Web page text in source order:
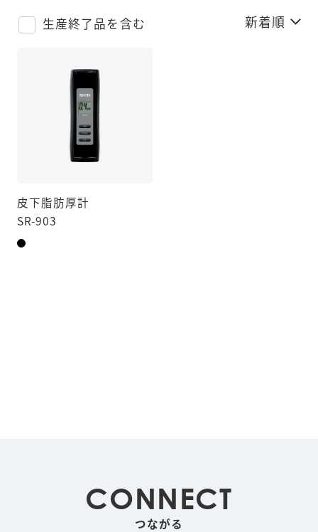
生産終了品を含む 新着順
皮下脂肪厚計
SR-903
CONNECT
つながる